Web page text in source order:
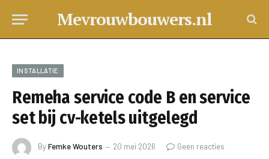
Mevrouwbouwers.nl
INSTALLATIE
Remeha service code B en service
set bij cv-ketels uitgelegd
ByFemke Wouters 20 mei 2026
Geen reacties